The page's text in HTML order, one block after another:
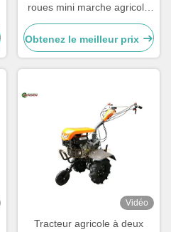
roues mini marche agricole
derrière le Tiller 7HP
Obtenez le meilleur prix
Vidéo
Tracteur agricole à deux